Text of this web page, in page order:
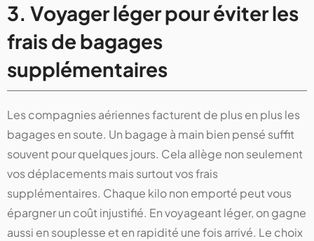
3. Voyager léger pour éviter les
frais de bagages
supplémentaires
Les compagnies aériennes facturent de plus en plus les
bagages en soute. Un bagage à main bien pensé suffit
souvent pour quelques jours. Cela allège non seulement
vos déplacements mais surtout vos frais
supplémentaires. Chaque kilo non emporté peut vous
épargner un coût injustifié. En voyageant léger, on gagne
aussi en souplesse et en rapidité une fois arrivé. Le choix